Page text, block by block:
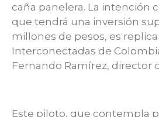
caña panelera. La intención
que tendrá una inversión
millones de pesos, es
Interconectadas de
Fernando Ramírez, director
Este piloto, que contempla